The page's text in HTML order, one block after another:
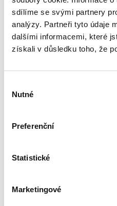
sdílíme se svými partnery
analýzy. Partneři tyto údaje
dalšími informacemi, které
získali v důsledku toho, že
souhlasu
Nutné
Preferenční
Statistické
Marketingové
praktický návod, jak
v...
470,00 Kč
Publikace podrobně
zmeškání jako klasický